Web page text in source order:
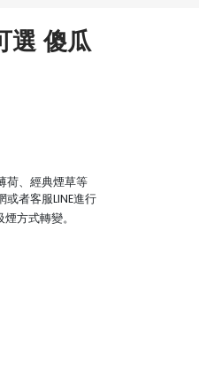
選 傻瓜
荷、經典煙草等
或者客服LINE進行
方式轉變。